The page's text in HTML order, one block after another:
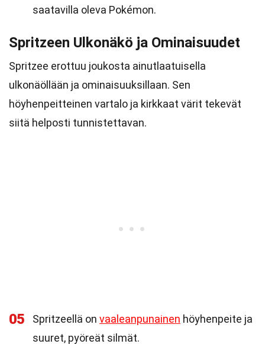
saatavilla oleva Pokémon.
Spritzeen Ulkonäkö ja Ominaisuudet
Spritzee erottuu joukosta ainutlaatuisella
ulkonäöllään ja ominaisuuksillaan. Sen
höyhenpeitteinen vartalo ja kirkkaat värit tekevät
siitä helposti tunnistettavan.
05 Spritzeellä on vaaleanpunainen höyhenpeite ja
suuret, pyöreät silmät.